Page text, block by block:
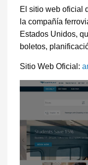
El sitio web oficial
la compañía
Estados Unidos,
boletos,
Sitio Web Oficial: